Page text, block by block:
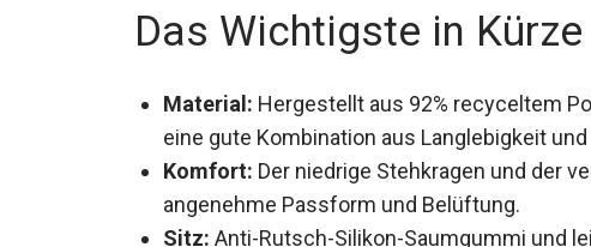
Das Wichtigste in Kürze
Material: Hergestellt aus 92% recyceltem
eine gute Kombination aus Langlebigkeit und
Komfort: Der niedrige Stehkragen und der
angenehme Passform und Belüftung.
Sitz: Anti-Rutsch-Silikon-Saumgummi und